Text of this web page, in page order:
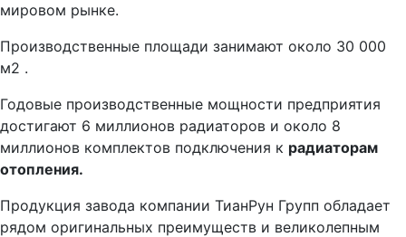
мировом рынке.
Производственные площади занимают около 30 000
м2 .
Годовые производственные мощности предприятия
достигают 6 миллионов радиаторов и около 8
миллионов комплектов подключения к радиаторам
отопления.
Продукция завода компании ТианРун Групп обладает
рядом оригинальных преимуществ и великолепным